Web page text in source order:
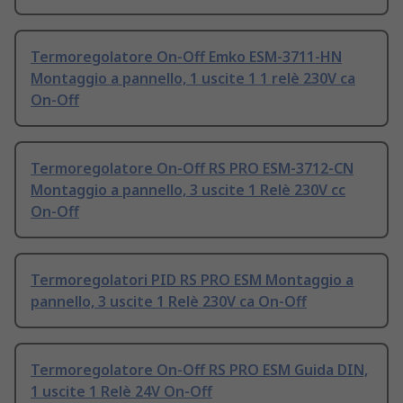
Termoregolatore On-Off Emko ESM-3711-HN
Montaggio a pannello, 1 uscite 1 1 relè 230V ca
On-Off
Termoregolatore On-Off RS PRO ESM-3712-CN
Montaggio a pannello, 3 uscite 1 Relè 230V cc
On-Off
Termoregolatori PID RS PRO ESM Montaggio a
pannello, 3 uscite 1 Relè 230V ca On-Off
Termoregolatore On-Off RS PRO ESM Guida DIN,
1 uscite 1 Relè 24V On-Off